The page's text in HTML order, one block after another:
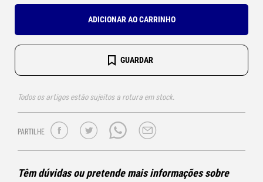
ADICIONAR AO CARRINHO
GUARDAR
Todos os artigos estão sujeitos a rotura em stock.
PARTILHE
Têm dúvidas ou pretende mais informações sobre